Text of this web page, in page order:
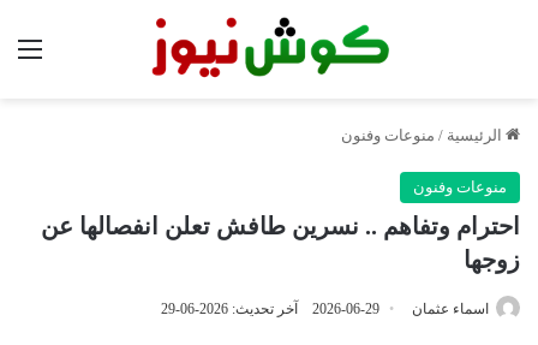
الرئيسية / منوعات وفنون
منوعات وفنون
احترام وتفاهم .. نسرين طافش تعلن انفصالها عن
زوجها
اسماء عثمان 2026-06-29 آخر تحديث: 2026-06-29